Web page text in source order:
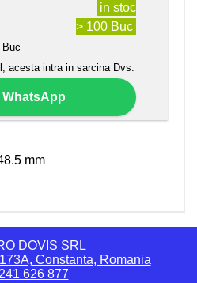
in stoc
> 100 Buc
acesta intra in sarcina Dvs.
mm
DOVIS SRL
Constanta, Romania
626 877